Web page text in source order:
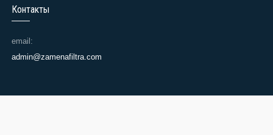
Контакты
email:
admin@zamenafiltra.com